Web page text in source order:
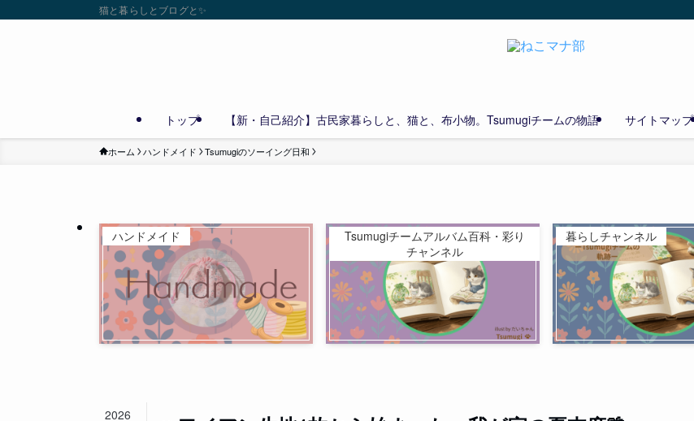
猫と暮らしとブログと✨
トップ 【新・自己紹介】古民家暮らしと、猫と、布小物。Tsumugiチームの物語 サイトマップ
ホーム ハンドメイド Tsumugiのソーイング日和
ハンドメイド
Tsumugiチームアルバム百科・彩り
チャンネル
暮らしチャンネル
2026